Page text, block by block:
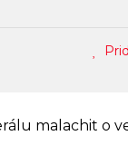
malachit o